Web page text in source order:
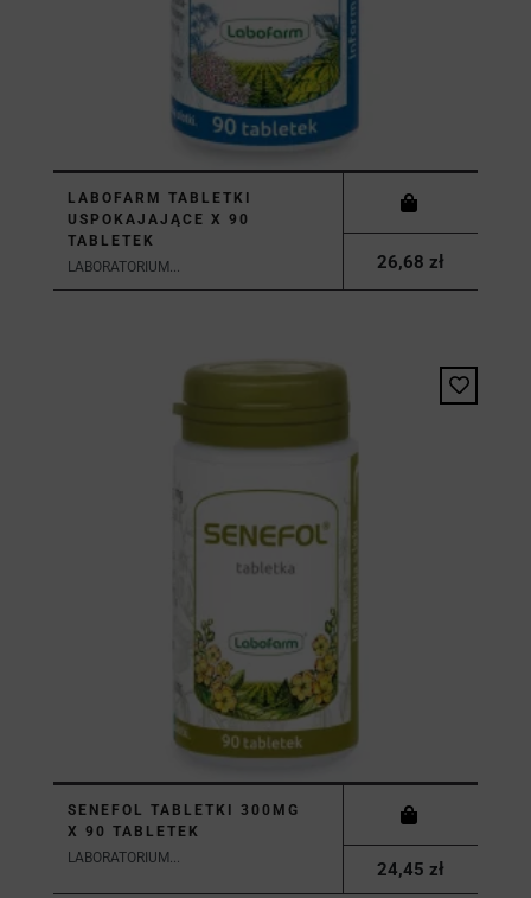
LABOFARM TABLETKI
USPOKAJAJĄCE X 90
TABLETEK
LABORATORIUM...
26,68 zł
SENEFOL TABLETKI 300MG
X 90 TABLETEK
LABORATORIUM...
24,45 zł